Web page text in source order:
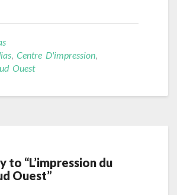
Centre D'impression
Ouest
to “L’impression du
Ouest”